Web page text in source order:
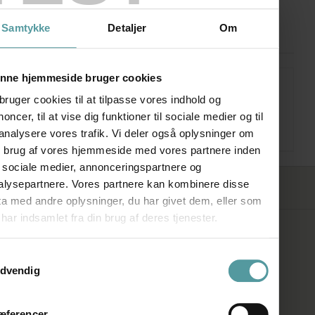
Samtykke Detaljer Om
hjemmeside bruger cookies
cookies til at tilpasse vores indhold og
til at vise dig funktioner til sociale medier og til
vores trafik. Vi deler også oplysninger om
brug af vores hjemmeside med vores partnere inden
medier, annonceringspartnere og
Vores partnere kan kombinere disse
med andre oplysninger, du har givet dem, eller som
indsamlet fra din brug af deres tjenester.
1Mercury120Ashblack
AGA Mercury 120 cm
kr. 59.184,00 – kr.67.150,00Prisinterval:
kr. 59.184,00
kr. 67.150,00
FØLG OS